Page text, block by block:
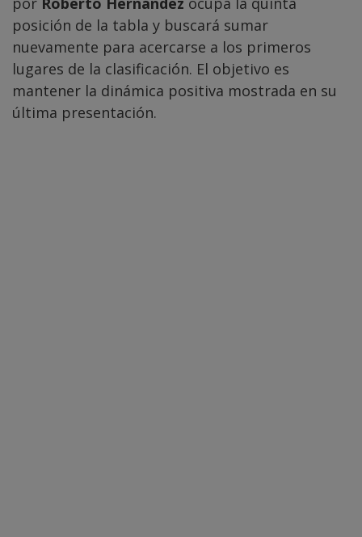
posición de la tabla y buscará sumar
nuevamente para acercarse a los primeros
lugares de la clasificación. El objetivo es
mantener la dinámica positiva mostrada en su
última presentación.